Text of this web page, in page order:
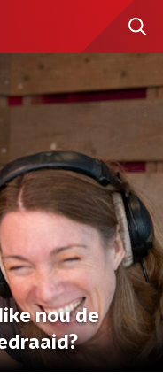
nou de